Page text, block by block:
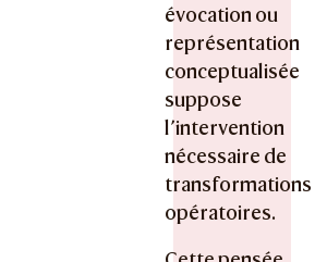
évocation ou
représentation
conceptualisée
suppose
l’intervention
nécessaire de
transformations
opératoires.